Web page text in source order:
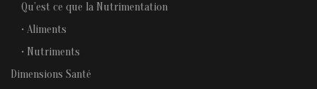
Qu’est ce que la Nutrimentation
• Aliments
• Nutriments
Dimensions Santé